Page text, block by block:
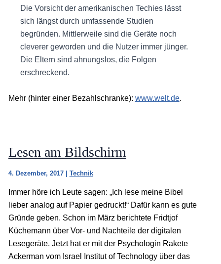
Die Vorsicht der amerikanischen Techies lässt
sich längst durch umfassende Studien
begründen. Mittlerweile sind die Geräte noch
cleverer geworden und die Nutzer immer jünger.
Die Eltern sind ahnungslos, die Folgen
erschreckend.
Mehr (hinter einer Bezahlschranke): www.welt.de.
Lesen am Bildschirm
4. Dezember, 2017 | Technik
Immer höre ich Leute sagen: „Ich lese meine Bibel
lieber analog auf Papier gedruckt!“ Dafür kann es gute
Gründe geben. Schon im März berichtete Fridtjof
Küchemann über Vor- und Nachteile der digitalen
Lesegeräte. Jetzt hat er mit der Psychologin Rakete
Ackerman vom Israel Institut of Technology über das